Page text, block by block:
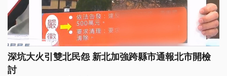
深坑大火引雙北民怨 新北加強跨縣市通報北市開檢
討